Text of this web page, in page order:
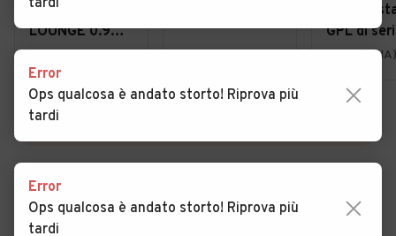
Fiat Panda
LOUNGE 0.9
TWINAIR 85CV
BENZ/METANO
- UFFICIALE
Ford
GPL di
Pompei (NA)
Cerca altri risultati
tardi
Error
Ops qualcosa è andato storto! Riprova più
tardi
Error
Ops qualcosa è andato storto! Riprova più
tardi